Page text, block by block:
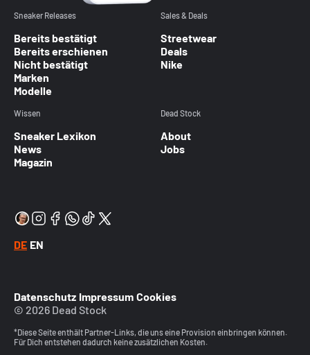
Sneaker Releases
Bereits bestätigt
Bereits erschienen
Nicht bestätigt
Marken
Modelle
Sales & Deals
Streetwear
Deals
Nike
Wissen
Sneaker Lexikon
News
Magazin
Dead Stock
About
Jobs
DE EN
Datenschutz Impressum Cookies
© 2026 Dead Stock
*Diese Seite enthält Partner-Links, die uns eine Provision einbringen können.
Für Dich entstehen dadurch keine zusätzlichen Kosten.